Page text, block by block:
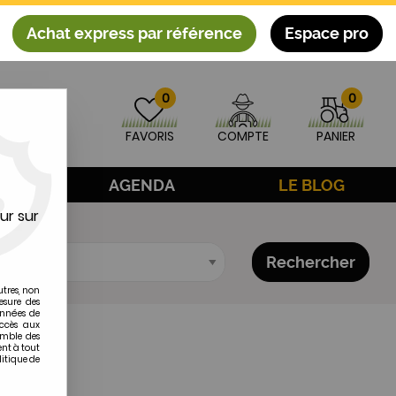
Achat express par référence Espace pro
0
FAVORIS COMPTE
0
PANIER
AGENDA LE BLOG
Rechercher
sur
non
des
de
aux
des
à tout
de